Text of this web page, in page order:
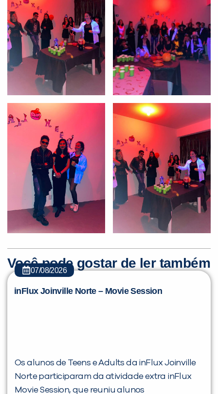
Você pode gostar de ler também
07/08/2026
inFlux Joinville Norte – Movie Session
Os alunos de Teens e Adults da inFlux Joinville
Norte participaram da atividade extra inFlux
Movie Session, que reuniu alunos